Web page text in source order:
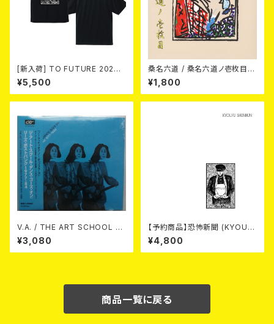
[新入荷] TO FUTURE 2026
× MOBSTYLES Tee
¥5,500
桑名六道 / 桑名六道ノ壱枚目
(CD)
¥1,800
V.A. / THE ART SCHOOL D
ANCE GOES ON LEEDS PO
ST-PUNK 1977-84 (帯ライナ
ー付国内盤仕様) CD
¥3,080
【予約商品】恐怖新聞 (KYOUF
U SHINBUN) / 死 (LP)【8月15
日発売】
¥4,800
商品一覧に戻る